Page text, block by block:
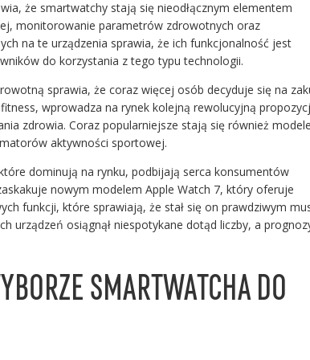
że smartwatchy stają się nieodłącznym elementem
monitorowanie parametrów zdrowotnych oraz
na te urządzenia sprawia, że ich funkcjonalność jest
do korzystania z tego typu technologii.
sprawia, że coraz więcej osób decyduje się na
wprowadza na rynek kolejną rewolucyjną
zdrowia. Coraz popularniejsze stają się również modele
aktywności sportowej.
dominują na rynku, podbijają serca konsumentów
nowym modelem Apple Watch 7, który oferuje
funkcji, które sprawiają, że stał się on prawdziwym
urządzeń osiągnął niespotykane dotąd liczby, a
SMARTWATCHA DO